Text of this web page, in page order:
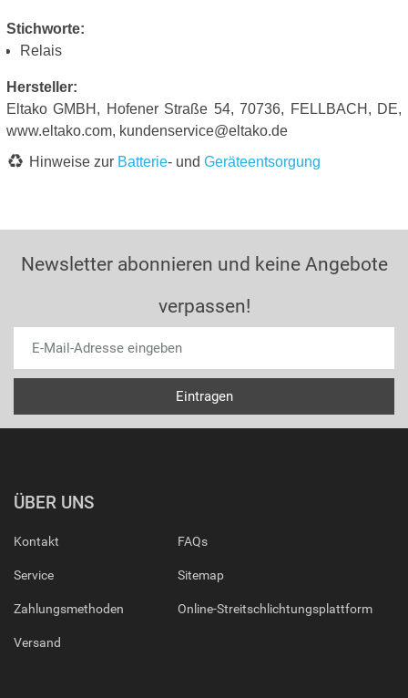
Stichworte:
Relais
Hersteller:
Eltako GMBH, Hofener Straße 54, 70736, FELLBACH, DE,
www.eltako.com, kundenservice@eltako.de
Hinweise zur Batterie- und Geräteentsorgung
Newsletter abonnieren und keine Angebote
verpassen!
ÜBER UNS
Kontakt
Service
Zahlungsmethoden
Versand
FAQs
Sitemap
Online-Streitschlichtungsplattform